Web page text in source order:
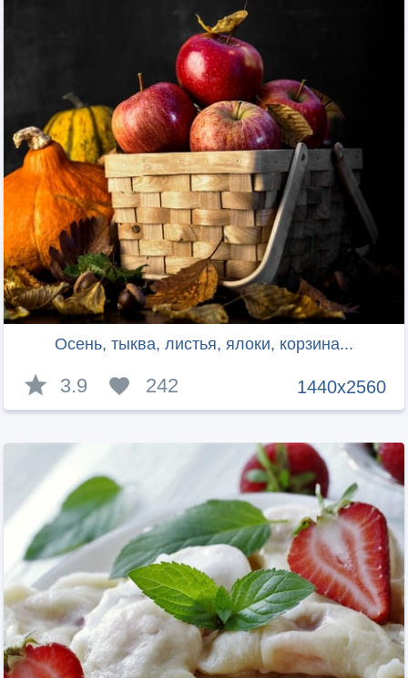
Осень, тыква, листья, ялоки, корзина...
1440x2560
3.9 242